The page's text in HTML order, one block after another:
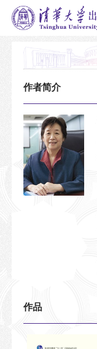
作者简介
作品